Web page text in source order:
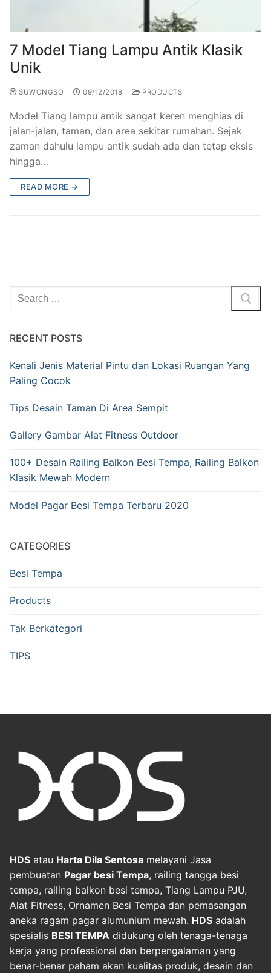
7 Model Tiang Lampu Antik Klasik
Unik
SUWONGSO 09/12/2018 PRODUCTS
Model Tiang lampu antik sangat keren menghias di
jalan-jalan, taman, dan area sekitar rumahan. Sejak
zaman dahulu lampu antik sudah ada dan tetap eksis
hingga…
READ MORE →
RECENT POSTS
Kenali Jenis Material Pintu dan Lokasi Ruangan Yang
Paling Cocok
Tips Desain Taman Di Area Sempit
Gallery Gambar Alat Fitness Outdoor
100+ Desain Railing Balkon Besi Tempa, Railing Balkon
Klasik Mewah Modern
Model Pagar Besi Tempa Terbaru 2020
CATEGORIES
Besi Tempa
Products
Tak Berkategori
TIPS
HDS atau Harta Dila Sentosa melayani Jasa
pembuatan Pagar besi Tempa, railing tangga besi
tempa, railing balkon besi tempa, Tiang Lampu PJU,
Alat Fitness, Ornamen Besi Tempa dan pemasangan
aneka ragam pagar alumunium mewah. HDS adalah
spesialis BESI TEMPA didukung oleh tenaga-tenaga
kerja yang professional dan berpengalaman yang
benar-benar paham akan kualitas produk, desain dan